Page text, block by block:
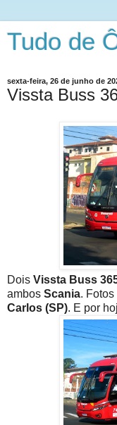
Tudo de
sexta-feira, 26 de junho de
Vissta Buss
Dois Vissta Buss
ambos Scania.
Carlos (SP). E por